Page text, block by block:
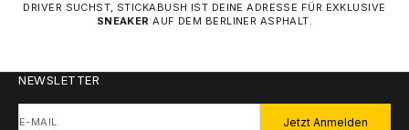
DRIVER SUCHST, STICKABUSH IST DEINE ADRESSE FÜR EXKLUSIVE
SNEAKER AUF DEM BERLINER ASPHALT.
NEWSLETTER
E-MAIL Jetzt Anmelden